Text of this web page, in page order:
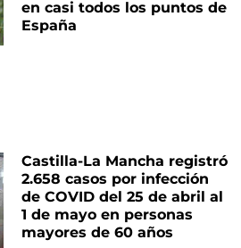
en casi todos los puntos de
España
Castilla-La Mancha registró
2.658 casos por infección
de COVID del 25 de abril al
1 de mayo en personas
mayores de 60 años